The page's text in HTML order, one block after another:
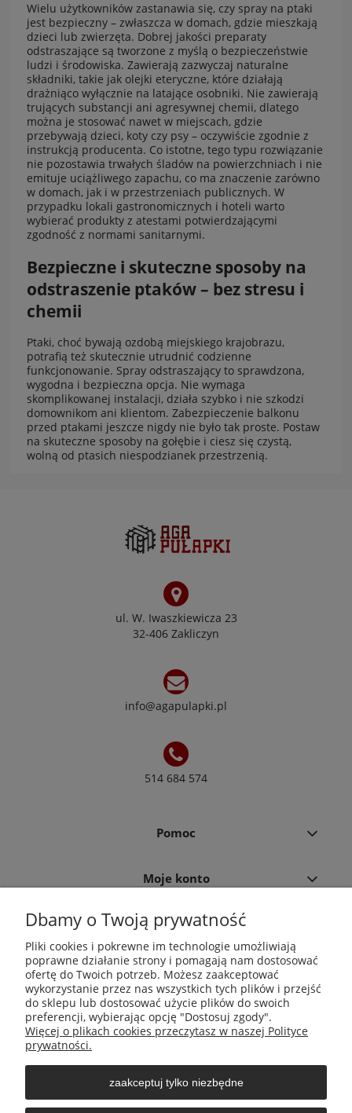
Wielu użytkowników zastanawia się, czy spray na ptaki
jest bezpieczny – zwłaszcza w domach, gdzie mieszkają
dzieci lub zwierzęta. Dobrej jakości preparaty
odstraszające są tworzone z myślą o bezpieczeństwie
ludzi i środowiska. Zawierają zazwyczaj naturalne
składniki, takie jak olejki eteryczne, które działają
drażniąco wyłącznie na latające osobniki. Nie zawierają
trujących substancji ani agresywnej chemii, dlatego
można je stosować nawet w miejscach, gdzie
przebywają dzieci, koty czy psy – oczywiście zgodnie z
instrukcją producenta. Co istotne, tego typu rozwiązanie
nie pozostawia trwałych śladów na powierzchniach i nie
emituje uciążliwego zapachu, co ma znaczenie zarówno
w domach, jak i w przestrzeniach publicznych. W
przypadku lokali gastronomicznych i hoteli warto
wybierać produkty z atestami potwierdzającymi
zgodność z normami sanitarnymi.
Bezpieczne i skuteczne sposoby na
odstraszenie ptaków – bez stresu i
chemii
Ptaki, choć bywają ozdobą miejskiego krajobrazu,
potrafią też skutecznie utrudnić codzienne
funkcjonowanie. Spray odstraszający to sprawdzona,
wygodna i bezpieczna opcja. Nie wymaga
skomplikowanej instalacji, działa szybko i nie szkodzi
domownikom ani klientom. Zabezpieczenie balkonu
przed ptakami jeszcze nigdy nie było tak proste. Postaw
na skuteczne sposoby na gołębie i ciesz się czystą,
wolną od ptasich niespodzianek przestrzenią.
ul. W. Iwaszkiewicza 23
32-406 Zakliczyn
info@agapulapki.pl
514 684 574
Pomoc
Moje konto
Płatności i dostawa
Informacje
O nas
Dbamy o Twoją prywatność
Pliki cookies i pokrewne im technologie umożliwiają
poprawne działanie strony i pomagają nam dostosować
ofertę do Twoich potrzeb. Możesz zaakceptować
wykorzystanie przez nas wszystkich tych plików i przejść
do sklepu lub dostosować użycie plików do swoich
preferencji, wybierając opcję "Dostosuj zgody".
Więcej o plikach cookies przeczytasz w naszej Polityce
prywatności.
zaakceptuj tylko niezbędne